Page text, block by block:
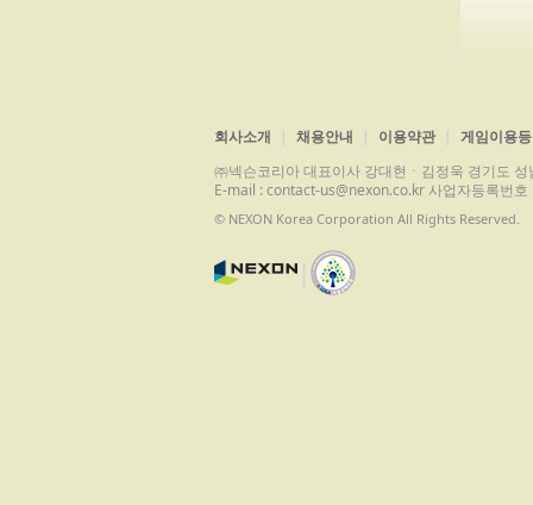
회사소개 채용안내 이용약관
게임이용
㈜넥슨코리아 대표이사 강대현ㆍ김정욱 경기도
E-mail : contact-us@nexon.co.kr 사업자등록번
© NEXON Korea Corporation All Rights Reserved.
|